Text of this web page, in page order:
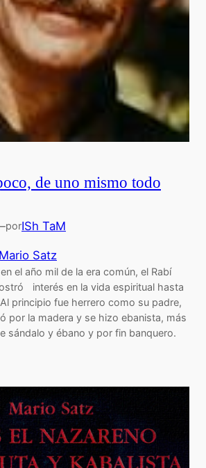
de uno mismo todo
porISh TaM
Mario Satz
el año mil de la era común, el Rabí
interés en la vida espiritual hasta
principio fue herrero como su padre,
por la madera y se hizo ebanista, más
sándalo y ébano y por fin banquero.